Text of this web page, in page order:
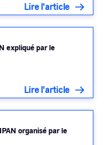
Lire l'article
expliqué par le
Lire l'article
organisé par le